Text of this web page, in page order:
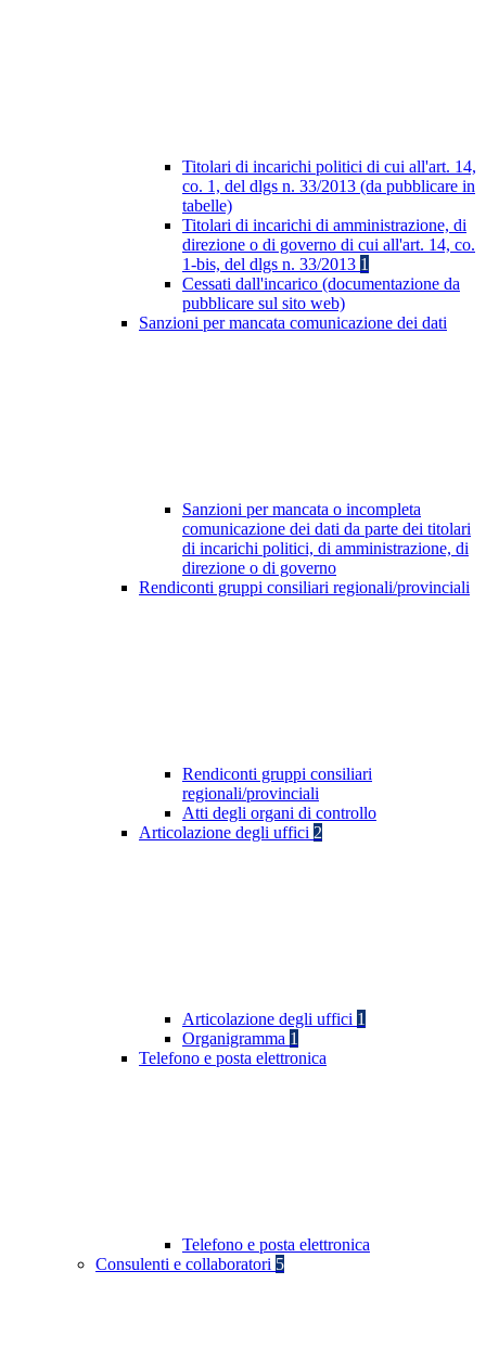
Titolari di incarichi politici di cui all'art. 14,
co. 1, del dlgs n. 33/2013 (da pubblicare in
tabelle)
Titolari di incarichi di amministrazione, di
direzione o di governo di cui all'art. 14, co.
1-bis, del dlgs n. 33/2013 1
Cessati dall'incarico (documentazione da
pubblicare sul sito web)
Sanzioni per mancata comunicazione dei dati
Sanzioni per mancata o incompleta
comunicazione dei dati da parte dei titolari
di incarichi politici, di amministrazione, di
direzione o di governo
Rendiconti gruppi consiliari regionali/provinciali
Rendiconti gruppi consiliari
regionali/provinciali
Atti degli organi di controllo
Articolazione degli uffici 2
Articolazione degli uffici 1
Organigramma 1
Telefono e posta elettronica
Telefono e posta elettronica
Consulenti e collaboratori 5